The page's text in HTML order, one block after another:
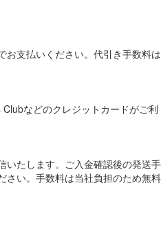
お支払いください。代引き手数料は
などのクレジットカードがご利
いたします。ご入金確認後の発送手
さい。手数料は当社負担のため無料